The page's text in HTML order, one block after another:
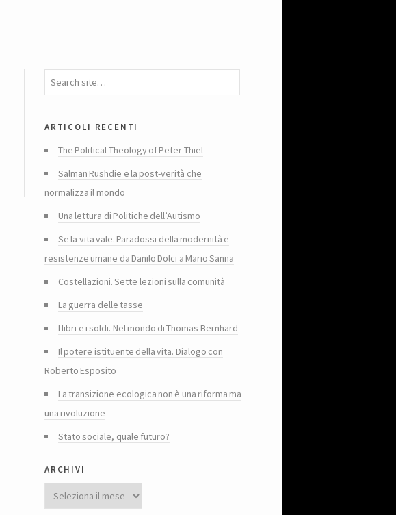
articoli recenti
The Political Theology of Peter Thiel
Salman Rushdie e la post-verità che
normalizza il mondo
Una lettura di Politiche dell’Autismo
Se la vita vale. Paradossi della modernità e
resistenze umane da Danilo Dolci a Mario Sanna
Costellazioni. Sette lezioni sulla comunità
La guerra delle tasse
I libri e i soldi. Nel mondo di Thomas Bernhard
Il potere istituente della vita. Dialogo con
Roberto Esposito
La transizione ecologica non è una riforma ma
una rivoluzione
Stato sociale, quale futuro?
archivi